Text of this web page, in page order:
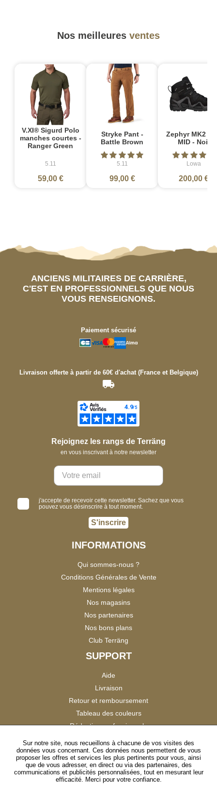
Nos meilleures ventes
V.XI® Sigurd Polo
manches courtes -
Ranger Green
5.11
59,00 €
Stryke Pant -
Battle Brown
5.11
99,00 €
Zephyr MK2
MID - Noir
Lowa
200,00 €
ANCIENS MILITAIRES DE CARRIÈRE,
C'EST EN PROFESSIONNELS QUE NOUS
VOUS RENSEIGNONS.
Paiement sécurisé
Livraison offerte à partir de 60€ d'achat (France et Belgique)
Rejoignez les rangs de Terräng
en vous inscrivant à notre newsletter
j'accepte de recevoir cette newsletter. Sachez que vous
pouvez vous désinscrire à tout moment.
S'inscrire
INFORMATIONS
Qui sommes-nous ?
Conditions Générales de Vente
Mentions légales
Nos magasins
Nos partenaires
Nos bons plans
Club Terräng
SUPPORT
Aide
Livraison
Retour et remboursement
Tableau des couleurs
Réduction professionnels
Satisfaction Clients
SUIVEZ-NOUS
Sur notre site, nous recueillons à chacune de vos visites des
données vous concernant. Ces données nous permettent de vous
proposer les offres et services les plus pertinents pour vous, ainsi
que de vous adresser, en direct ou via des partenaires, des
communications et publicités personnalisées, tout en mesurant leur
efficacité. Merci pour votre confiance.